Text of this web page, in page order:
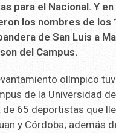
para el Nacional. Y
los nombres de los
de San Luis a
del Campus.
olímpico
de la Universidad
de 65 deportistas que
y Córdoba; además